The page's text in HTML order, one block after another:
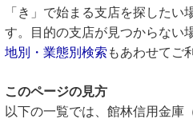
「き」で始まる支店を探した
す。目的の支店が見つからない
地別・業態別検索 もあわせてご
このページの見方
以下の一覧では、館林信用金庫